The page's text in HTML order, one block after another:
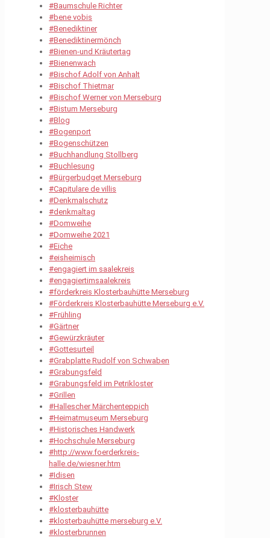
#Baumschule Richter
#bene vobis
#Benediktiner
#Benediktinermönch
#Bienen-und Kräutertag
#Bienenwach
#Bischof Adolf von Anhalt
#Bischof Thietmar
#Bischof Werner von Merseburg
#Bistum Merseburg
#Blog
#Bogenport
#Bogenschützen
#Buchhandlung Stollberg
#Buchlesung
#Bürgerbudget Merseburg
#Capitulare de villis
#Denkmalschutz
#denkmaltag
#Domweihe
#Domweihe 2021
#Eiche
#eisheimisch
#engagiert im saalekreis
#engagiertimsaalekreis
#förderkreis Klosterbauhütte Merseburg
#Förderkreis Klosterbauhütte Merseburg e.V.
#Frühling
#Gärtner
#Gewürzkräuter
#Gottesurteil
#Grabplatte Rudolf von Schwaben
#Grabungsfeld
#Grabungsfeld im Petrikloster
#Grillen
#Hallescher Märchenteppich
#Heimatmuseum Merseburg
#Historisches Handwerk
#Hochschule Merseburg
#http://www.foerderkreis-
halle.de/wiesner.htm
#Idisen
#Irisch Stew
#Kloster
#klosterbauhütte
#klosterbauhütte merseburg e.V.
#klosterbrunnen